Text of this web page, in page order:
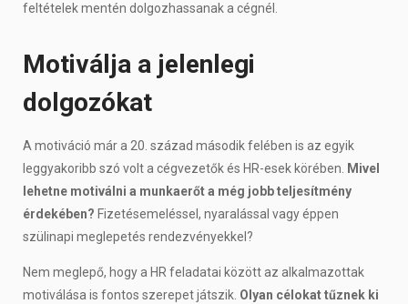
feltételek mentén dolgozhassanak a cégnél.
Motiválja a jelenlegi
dolgozókat
A motiváció már a 20. század második felében is az egyik
leggyakoribb szó volt a cégvezetők és HR-esek körében. Mivel
lehetne motiválni a munkaerőt a még jobb teljesítmény
érdekében? Fizetésemeléssel, nyaralással vagy éppen
szülinapi meglepetés rendezvényekkel?
Nem meglepő, hogy a HR feladatai között az alkalmazottak
motiválása is fontos szerepet játszik. Olyan célokat tűznek ki